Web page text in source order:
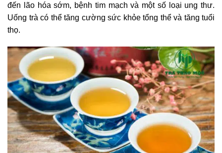
đến lão hóa sớm, bệnh tim mạch và một số loại ung thư.
Uống trà có thể tăng cường sức khỏe tổng thể và tăng tuổi
thọ.